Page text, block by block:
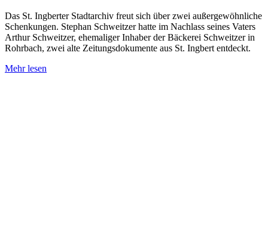
Das St. Ingberter Stadtarchiv freut sich über zwei außergewöhnliche
Schenkungen. Stephan Schweitzer hatte im Nachlass seines Vaters
Arthur Schweitzer, ehemaliger Inhaber der Bäckerei Schweitzer in
Rohrbach, zwei alte Zeitungsdokumente aus St. Ingbert entdeckt.
Mehr lesen